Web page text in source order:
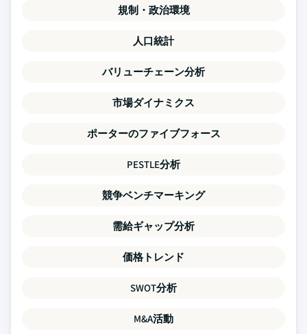
規制・政治環境
人口統計
バリューチェーン分析
市場ダイナミクス
ポーターのファイブフォース
PESTLE分析
競争ベンチマーキング
需給ギャップ分析
価格トレンド
SWOT分析
M&A活動